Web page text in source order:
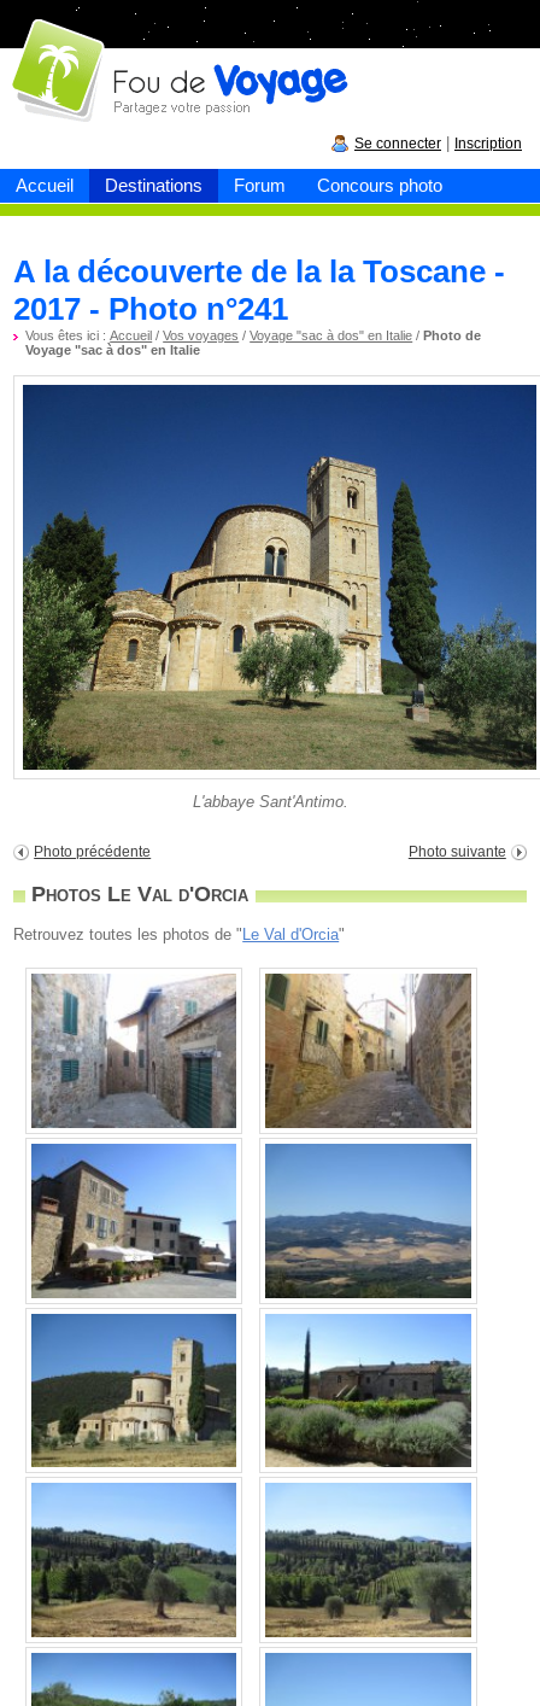
Accueil Destinations Forum Concours photo
Fou devoyage
Se connecter Inscription
A la découverte de la la Toscane -
2017 - Photo n°241
Vous êtes ici :Accueil /Vos voyages /Voyage "sac à dos" en Italie /Photo de
Voyage "sac à dos" en Italie
L'abbaye Sant'Antimo.
Photo précédente Photo suivante
Photos Le Val d'Orcia
Retrouvez toutes les photos de " Le Val d'Orcia"